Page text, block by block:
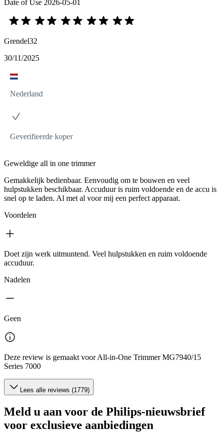
Date of Use 2026-05-01
Grendel32
30/11/2025
Nederland
Geverifieerde koper
Geweldige all in one trimmer
Gemakkelijk bedienbaar. Eenvoudig om te bouwen en veel
hulpstukken beschikbaar. Accuduur is ruim voldoende en de accu is
snel op te laden. Al met al voor mij een perfect apparaat.
Voordelen
Doet zijn werk uitmuntend. Veel hulpstukken en ruim voldoende
accuduur.
Nadelen
Geen
Deze review is gemaakt voor All-in-One Trimmer MG7940/15
Series 7000
Lees alle reviews (1779)
Meld u aan voor de Philips-nieuwsbrief
voor exclusieve aanbiedingen